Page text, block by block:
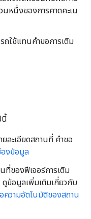
นหนึ่งของการคาดคะเน
ถใช้แทนคำขอการเติม
นี้
ละเอียดสถานที่ คำขอ
งข้อมูล
ที่ของฟีเจอร์การเติม
ข้อมูลเพิ่มเติมเกี่ยวกับ
ความอัตโนมัติของสถาน